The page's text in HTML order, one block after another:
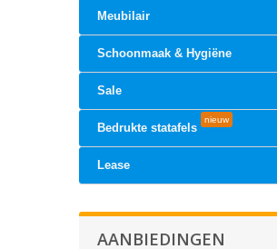
Meubilair
Schoonmaak & Hygiëne
Sale
Bedrukte statafels
nieuw
Lease
AANBIEDINGEN